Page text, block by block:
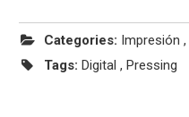
Categories: Impresión ,
Tags: Digital , Pressing